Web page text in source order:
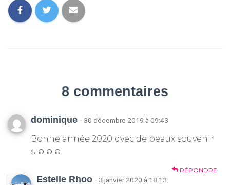
8 commentaires
dominique · 30 décembre 2019 à 09:43
Bonne année 2020 qvec de beaux souvenir
s ☺☺☺
RÉPONDRE
Estelle Rhoo · 3 janvier 2020 à 18:13